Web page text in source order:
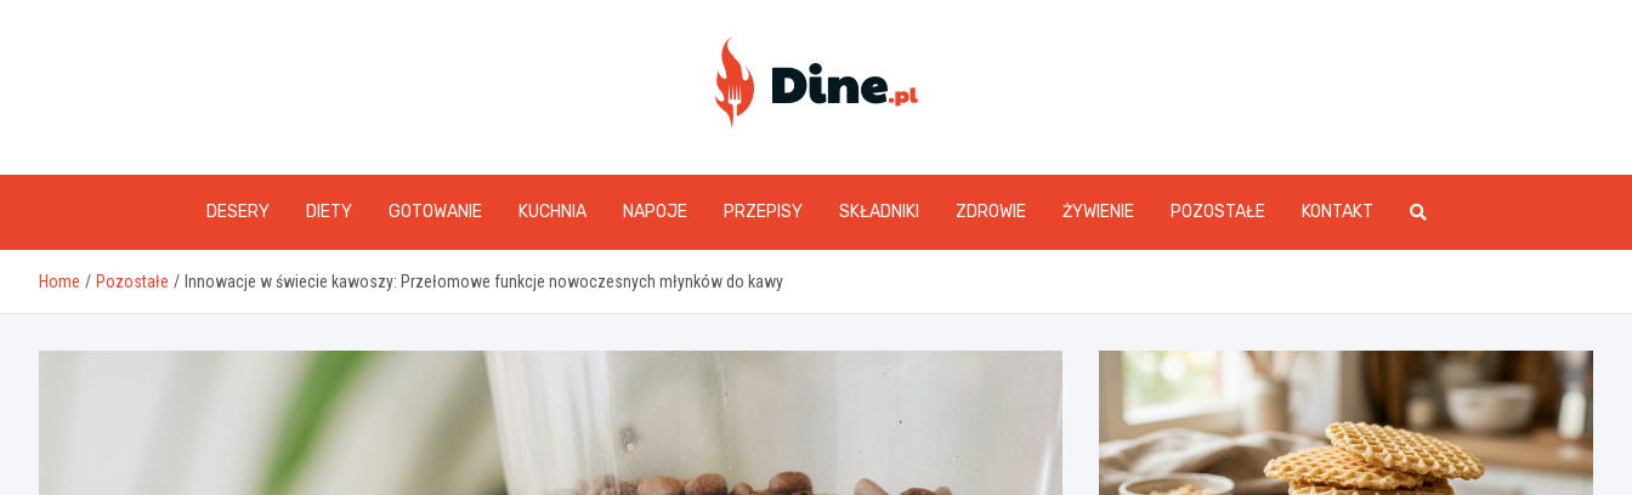
www.dine.pl
DESERY DIETY GOTOWANIE KUCHNIA NAPOJE PRZEPISY SKŁADNIKI ZDROWIE ŻYWIENIE POZOSTAŁE KONTAKT
Home Pozostałe Innowacje w świecie kawoszy: Przełomowe funkcje nowoczesnych młynków do kawy